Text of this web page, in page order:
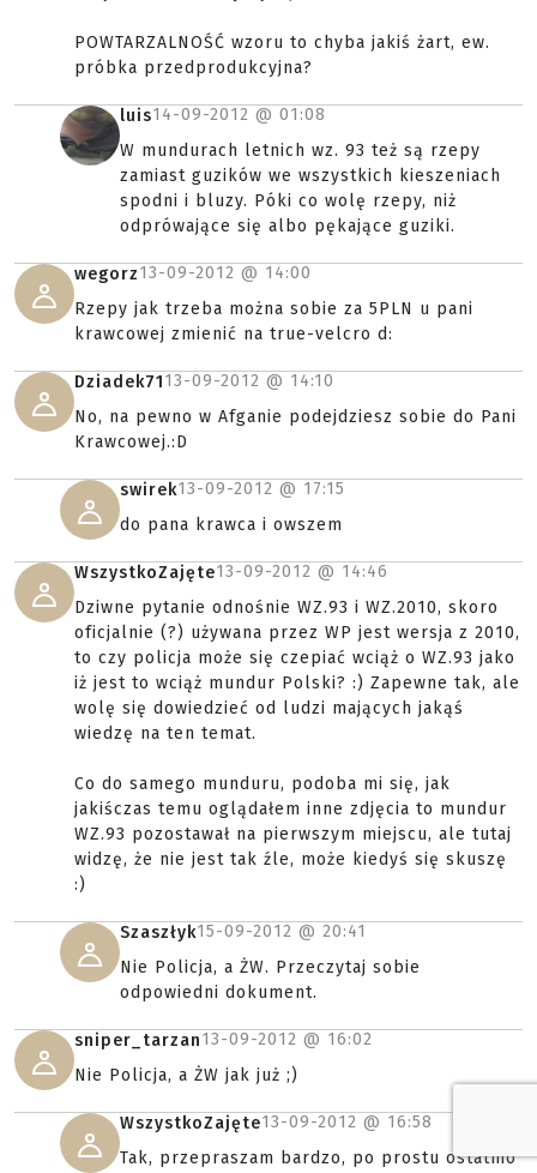
POWTARZALNOŚĆ wzoru to chyba jakiś żart, ew.
próbka przedprodukcyjna?
luis14-09-2012 @ 01:08
W mundurach letnich wz. 93 też są rzepy
zamiast guzików we wszystkich kieszeniach
spodni i bluzy. Póki co wolę rzepy, niż
odprówające się albo pękające guziki.
wegorz13-09-2012 @ 14:00
Rzepy jak trzeba można sobie za 5PLN u pani
krawcowej zmienić na true-velcro d:
Dziadek7113-09-2012 @ 14:10
No, na pewno w Afganie podejdziesz sobie do Pani
Krawcowej.:D
swirek13-09-2012 @ 17:15
do pana krawca i owszem
WszystkoZajęte13-09-2012 @ 14:46
Dziwne pytanie odnośnie WZ.93 i WZ.2010, skoro
oficjalnie (?) używana przez WP jest wersja z 2010,
to czy policja może się czepiać wciąż o WZ.93 jako
iż jest to wciąż mundur Polski? :) Zapewne tak, ale
wolę się dowiedzieć od ludzi mających jakąś
wiedzę na ten temat.
Co do samego munduru, podoba mi się, jak
jakiśczas temu oglądałem inne zdjęcia to mundur
WZ.93 pozostawał na pierwszym miejscu, ale tutaj
widzę, że nie jest tak źle, może kiedyś się skuszę
:)
Szaszłyk15-09-2012 @ 20:41
Nie Policja, a ŻW. Przeczytaj sobie
odpowiedni dokument.
sniper_tarzan13-09-2012 @ 16:02
Nie Policja, a ŻW jak już ;)
WszystkoZajęte13-09-2012 @ 16:58
Tak, przepraszam bardzo, po prostu ostatnio